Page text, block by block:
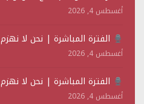
أغسطس 4, 2026
الفترة المباشرة | نحن لا نهزم
أغسطس 4, 2026
الفترة المباشرة | نحن لا نهزم
أغسطس 4, 2026